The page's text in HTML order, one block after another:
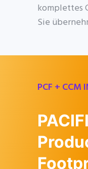
komplettes
Sie
PCF + CCM